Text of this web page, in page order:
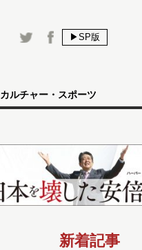
▶SP版
カルチャー・スポーツ
新着記事